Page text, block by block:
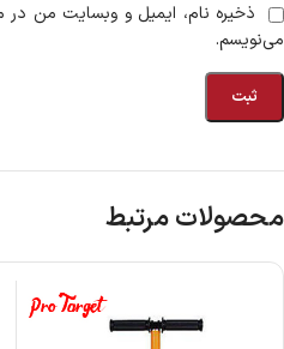
ذخیره نام، ایمیل و وبسایت من در
می‌نویسم.
محصولات مرتبط